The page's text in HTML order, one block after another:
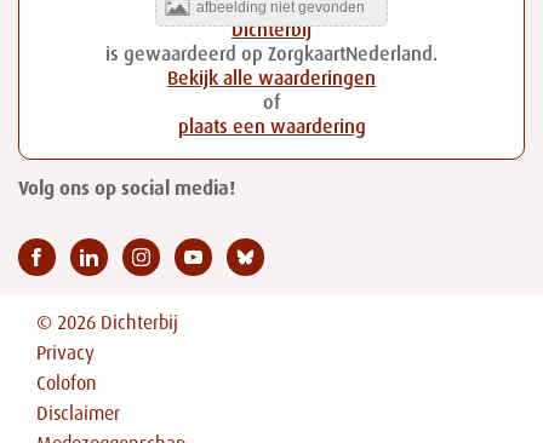
Dichterbij
is gewaardeerd op ZorgkaartNederland.
Bekijk alle waarderingen
of
plaats een waardering
Volg ons op social media!
© 2026 Dichterbij
Privacy
Colofon
Disclaimer